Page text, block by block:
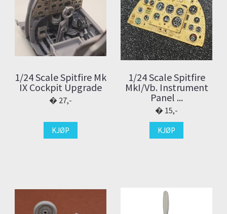
1/24 Scale Spitfire Mk
IX Cockpit Upgrade
27,-
KJØP
1/24 Scale Spitfire
MkI/Vb. Instrument
Panel ...
15,-
KJØP